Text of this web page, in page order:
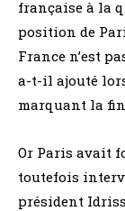
française à la
position de
France n’est
a-t-il ajouté
marquant la fin
Or Paris avait
toutefois
président